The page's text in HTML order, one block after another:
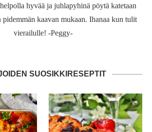
hyvää ja juhlapyhinä pöytä katetaan
pidemmän kaavan mukaan. Ihanaa kun tulit
vierailulle! -Peggy-
SUOSIKKIRESEPTIT